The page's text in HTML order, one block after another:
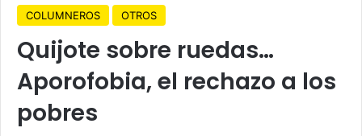
COLUMNEROS OTROS
Quijote sobre ruedas…
Aporofobia, el rechazo a los
pobres